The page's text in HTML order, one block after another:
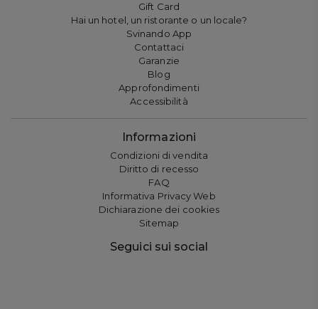
Gift Card
Hai un hotel, un ristorante o un locale?
Svinando App
Contattaci
Garanzie
Blog
Approfondimenti
Accessibilità
Informazioni
Condizioni di vendita
Diritto di recesso
FAQ
Informativa Privacy Web
Dichiarazione dei cookies
Sitemap
Seguici sui social